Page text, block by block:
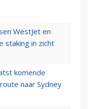
WestJet en
staking in zicht
komende
naar Sydney